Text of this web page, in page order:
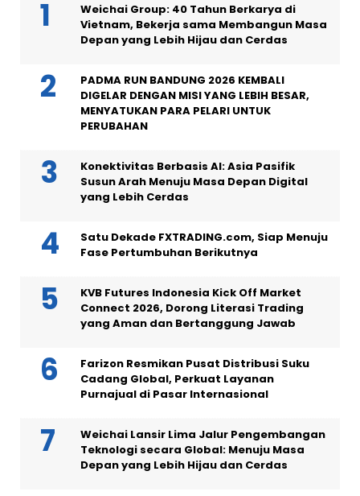
Weichai Group: 40 Tahun Berkarya di
Vietnam, Bekerja sama Membangun Masa
Depan yang Lebih Hijau dan Cerdas
PADMA RUN BANDUNG 2026 KEMBALI
DIGELAR DENGAN MISI YANG LEBIH BESAR,
MENYATUKAN PARA PELARI UNTUK
PERUBAHAN
Konektivitas Berbasis AI: Asia Pasifik
Susun Arah Menuju Masa Depan Digital
yang Lebih Cerdas
Satu Dekade FXTRADING.com, Siap Menuju
Fase Pertumbuhan Berikutnya
KVB Futures Indonesia Kick Off Market
Connect 2026, Dorong Literasi Trading
yang Aman dan Bertanggung Jawab
Farizon Resmikan Pusat Distribusi Suku
Cadang Global, Perkuat Layanan
Purnajual di Pasar Internasional
Weichai Lansir Lima Jalur Pengembangan
Teknologi secara Global: Menuju Masa
Depan yang Lebih Hijau dan Cerdas